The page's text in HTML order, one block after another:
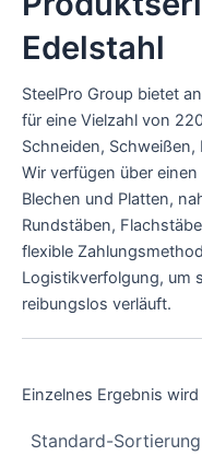
Edelstahl
SteelPro Group bietet
für eine Vielzahl von
Schneiden, Schweißen,
Wir verfügen über
Blechen und Platten,
Rundstäben,
flexible
Logistikverfolgung, um
reibungslos verläuft.
Einzelnes Ergebnis